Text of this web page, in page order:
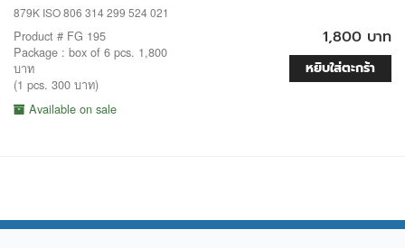
879K ISO 806 314 299 524 021
Product # FG 195
Package : box of 6 pcs. 1,800
บาท
(1 pcs. 300 บาท)
Available on sale
1,800 บาท
หยิบใส่ตะกร้า